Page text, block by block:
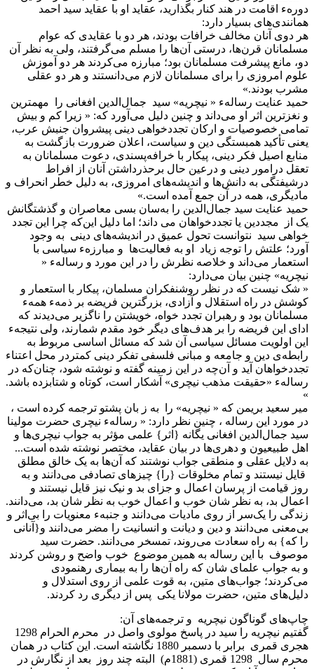
دورهء اقامت در هند کنار بگذارید، عقاید او با عقاید سید احمد
همانندی‌های بسیار دارد:
هر دوی آنان مخالف خرافات بودند، هر دو با عقایدی که عوام
مسلمانان قرن‌ها، درستی آن‌ها را مسلم می‌گرفتند، ولی به نظر آن
دو، مانع پیشرفت مسلمانان بود؛ مبارزه می‌کردند هر دو آموزش
علوم امروزی را برای مسلمانان لازم می‌دانستند و هر دو عقلی
مشرب بودند.»
حمید عنایت رسالهء « نیچریه» سید جمال‌الدین افغانی را مهمترین
و نغزترین اثر او می‌داند و چنین دلیل می‌آورد که: « زیرا کم و بیش
تمامی خصوصیات و ارکان تجددخواهی دینی پیشروان جنبش عرب،
یعنی تأکید همبستگی دین و سیاست، اعلان ضرورت بازگشت به
منابع اصیل فکر دینی، پیکار با خرافه‌پسندی، دعوت مسلمانان به
تعقل درامور دینی و درعین حال برحذرداشتن آنان از افراط
درشیفتگی به دانش‌ها و اندیشه‌های امروزی، به دلیل خطر انحراف و
مادیگری، همه در آن جمع آمده است.»
حمید عنایت سید جمال‌الدین را به‌سان بسی معاصران و گذشتگانش
یک از مجددین یا تجددخواهان می داند؛ اما دلیل این‌که چرا این تجدد
خواهی سید نتوانست تحول عمیق در اندیشه‌های دینی به وجود
آورد؛ علتش را توجه زیاد او به فعالیت‌ها و مبارزهء سیاسی با
استعمار می‌داند و خلاصه نظرش را در این مورد و رسالهء «
نیچریه» چنین بیان می‌دارد:
« شک نیست که در نظر روشنفکران مسلمان، پیکار با استعمار و
کوشش در راه استقلال و آزادی، بزرگترین فریضه بر ذمهء همهء
مسلمانان بود و رهبران تجدد خواه، خویشتن را ناگزیر می‌دیدند که
ادای این فریضه را بر هدف‌های دیگر خود مقدم شمارند، ولی نتیجهء
این اولویت مسائل سیاسی آن شد که مسائل اساسی مربوط به
رابطه‌ی دین و جامعه و مبانی فلسفی تفکر دینی کمتردر محل اعتناء
تجددخواهان آید و آن‌چه در این زمینه گفته و نوشته شود، چنان‌که در
رسالهء «حقیقت مذهب نیچری» آشکار است، کوتاه و شتابزده باشد.
»
میر سعید بریمن که « نیچریه» را به ز بان پشتو ترجمه کرده است ،
در مورد این رساله ، چنین نظر دارد: « رسالهء نیچری حضرت مولینا
سید جمال‌الدین افغانی یگانه {اثر} علمی مؤثر به جواب نیچری‌ها و
اهل طبیعیون و دهری‌ها در بیان عقاید، مختصر نوشته شده است...
به دلایل عقلی و منطقی جواب نوشتند که آن‌ها به یک خالق مطلق
قایل نیستند و تمام مخلوقات {را} چیزهای تصادفی می‌دانند و به
روز قیامت از پرسان اعمال و جزای بد و نیک نیز قایل نیستند و
اعمال بد، به نظر شان خوب و اعمال خوب به نظر شان بد، می‌دانند.
زندگی را یک‌سر از روی مادیات می‌دانند و جنبهء معنویات را بی‌اثر و
بی‌معنی می‌دانند و دین و دیانت و انسانیت را مضر می‌دانند و{آنانی
را که} به راه سعادت می‌روند، تمسخر می‌دانند. حضرت سید
موصوف با این رساله به همین موضوع خوب واضح و روشن کردند
و به جواب علمای شان که راه آن‌ها را به بیماری رهنمودی
می‌کردند؛ جواب‌های متین، به قوت علمی از روی استدلال و
دلیل‌های متین، حضرت مولانا یکی پس از دیگری رد کردند.
چاپ‌های گوناگون نیچریه و ترجمه‌های آن:
گفتیم نیچریه را سید در پاسخ مولوی واصل در محرم الحرام 1298
هجری قمری برابر با دسمبر 1880 نگاشته است. این کتاب در همان
محرم سال 1298 قمری (1881م) البته چند روز بعد از نگارش در